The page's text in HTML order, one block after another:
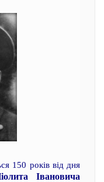
150 років від дня
Івановича